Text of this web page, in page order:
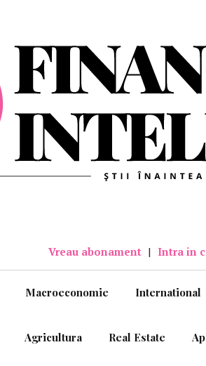
Vreau abonament | Intra in
Macroeconomie International
Agricultura Real Estate